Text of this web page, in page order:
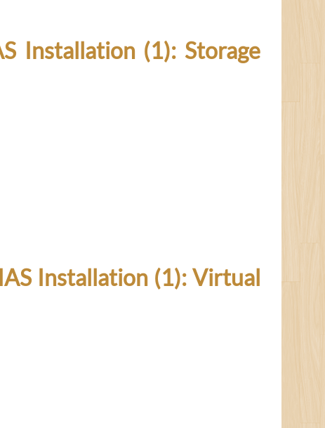
Installation (1): Storage
Installation (1): Virtual